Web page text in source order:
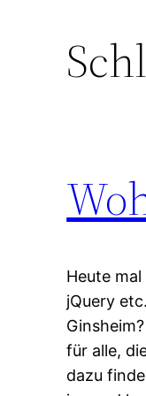
Heute
jQuery
für alle,
dazu